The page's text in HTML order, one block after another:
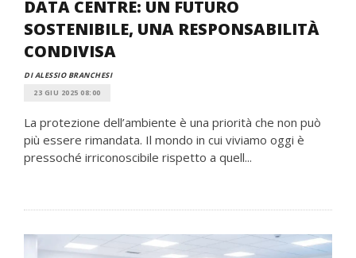
DATA CENTRE: UN FUTURO
SOSTENIBILE, UNA RESPONSABILITÀ
CONDIVISA
DI ALESSIO BRANCHESI
23 GIU 2025 08:00
La protezione dell’ambiente è una priorità che non può
più essere rimandata. Il mondo in cui viviamo oggi è
pressoché irriconoscibile rispetto a quell...